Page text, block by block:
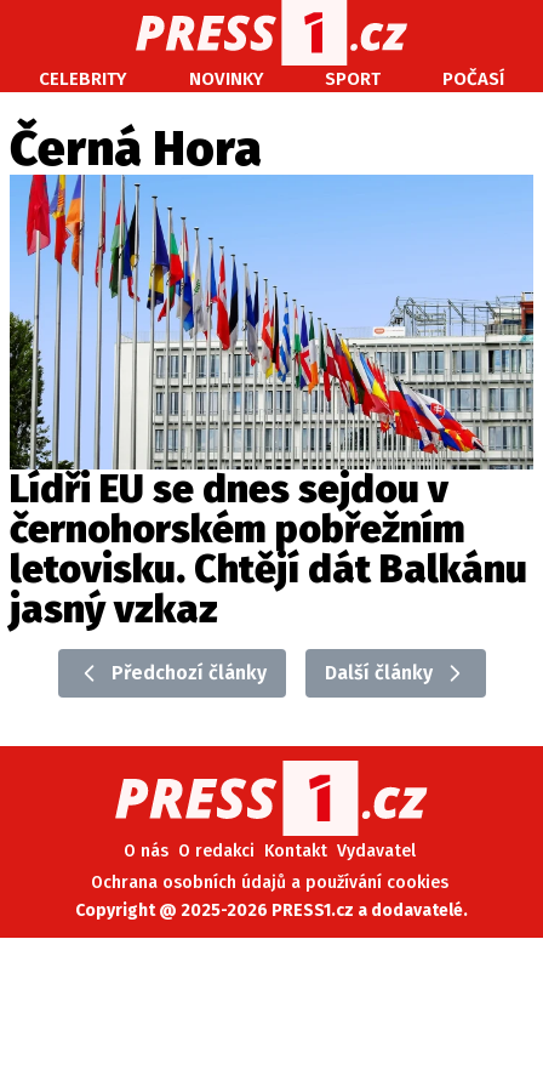
CELEBRITY NOVINKY SPORT POČASÍ
CELEBRITY NOVINKY SPORT POČASÍ
Máte příběh, fotku nebo video?
Pošlete e-mail na PRESS1.cz
O NÁS
O REDAKCI
KONTAKT
VYDAVATEL
Černá Hora
Lídři EU se dnes sejdou v
černohorském pobřežním
letovisku. Chtějí dát Balkánu
jasný vzkaz
Předchozí články Další články
O nás O redakci Kontakt Vydavatel
Ochrana osobních údajů a používání cookies
Copyright @ 2025-2026 PRESS1.cz a dodavatelé.